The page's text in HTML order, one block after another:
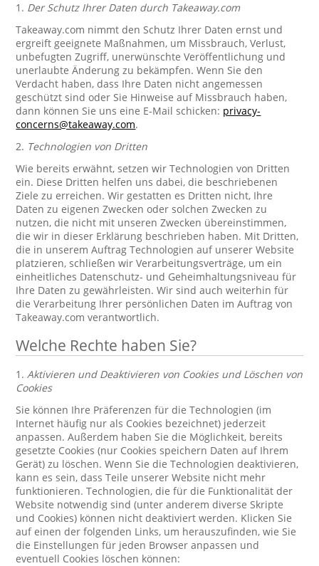
1. Der Schutz Ihrer Daten durch Takeaway.com
Takeaway.com nimmt den Schutz Ihrer Daten ernst und
ergreift geeignete Maßnahmen, um Missbrauch, Verlust,
unbefugten Zugriff, unerwünschte Veröffentlichung und
unerlaubte Änderung zu bekämpfen. Wenn Sie den
Verdacht haben, dass Ihre Daten nicht angemessen
geschützt sind oder Sie Hinweise auf Missbrauch haben,
dann können Sie uns eine E-Mail schicken: privacy-
concerns@takeaway.com.
2. Technologien von Dritten
Wie bereits erwähnt, setzen wir Technologien von Dritten
ein. Diese Dritten helfen uns dabei, die beschriebenen
Ziele zu erreichen. Wir gestatten es Dritten nicht, Ihre
Daten zu eigenen Zwecken oder solchen Zwecken zu
nutzen, die nicht mit unseren Zwecken übereinstimmen,
die wir in dieser Erklärung beschrieben haben. Mit Dritten,
die in unserem Auftrag Technologien auf unserer Website
platzieren, schließen wir Verarbeitungsverträge, um ein
einheitliches Datenschutz- und Geheimhaltungsniveau für
Ihre Daten zu gewährleisten. Wir sind auch weiterhin für
die Verarbeitung Ihrer persönlichen Daten im Auftrag von
Takeaway.com verantwortlich.
Welche Rechte haben Sie?
1.Aktivieren und Deaktivieren von Cookies und Löschen von
Cookies
Sie können Ihre Präferenzen für die Technologien (im
Internet häufig nur als Cookies bezeichnet) jederzeit
anpassen. Außerdem haben Sie die Möglichkeit, bereits
gesetzte Cookies (nur Cookies speichern Daten auf Ihrem
Gerät) zu löschen. Wenn Sie die Technologien deaktivieren,
kann es sein, dass Teile unserer Website nicht mehr
funktionieren. Technologien, die für die Funktionalität der
Website notwendig sind (unter anderem diverse Skripte
und Cookies) können nicht deaktiviert werden. Klicken Sie
auf einen der folgenden Links, um herauszufinden, wie Sie
die Einstellungen für jeden Browser anpassen und
eventuell Cookies löschen können: